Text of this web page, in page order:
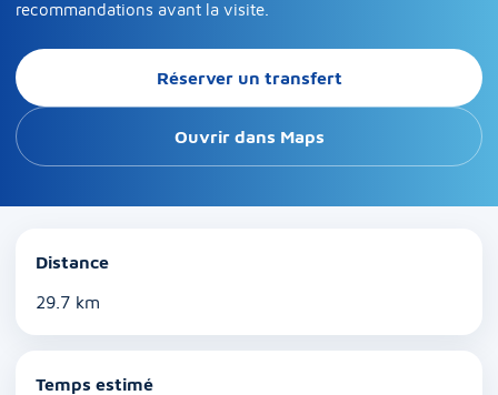
recommandations avant la visite.
Réserver un transfert
Ouvrir dans Maps
Distance
29.7 km
Temps estimé